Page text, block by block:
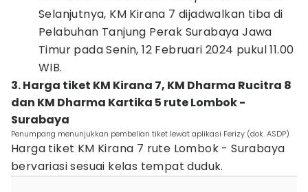
Selanjutnya, KM Kirana 7 dijadwalkan tiba di
Pelabuhan Tanjung Perak Surabaya Jawa
Timur pada Senin, 12 Februari 2024 pukul 11.00
WIB.
3. Harga tiket KM Kirana 7, KM Dharma Rucitra 8
dan KM Dharma Kartika 5 rute Lombok -
Surabaya
Penumpang menunjukkan pembelian tiket lewat aplikasi Ferizy (dok. ASDP)
Harga tiket KM Kirana 7 rute Lombok - Surabaya
bervariasi sesuai kelas tempat duduk.